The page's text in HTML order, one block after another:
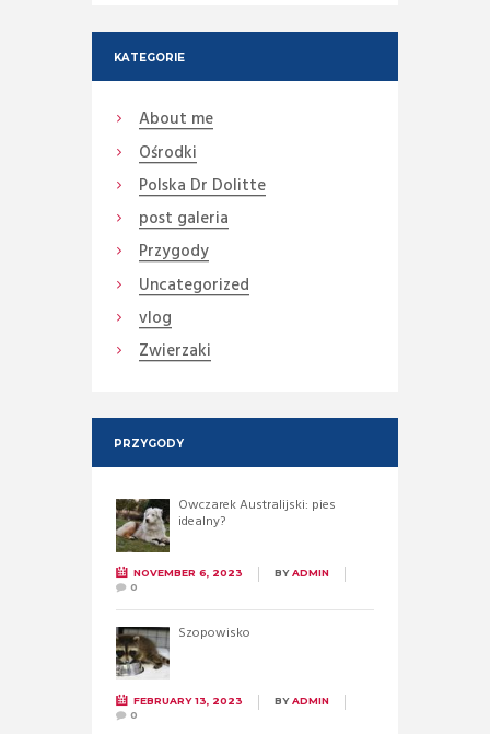
KATEGORIE
About me
Ośrodki
Polska Dr Dolitte
post galeria
Przygody
Uncategorized
vlog
Zwierzaki
PRZYGODY
Owczarek Australijski: pies
idealny?
NOVEMBER 6, 2023 BYADMIN
0
Szopowisko
FEBRUARY 13, 2023 BYADMIN
0